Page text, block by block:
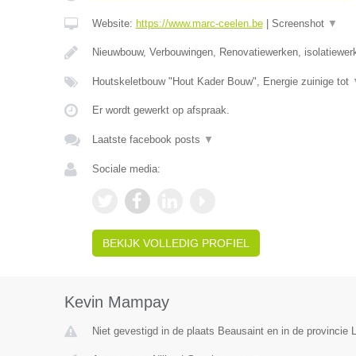
Website: https://www.marc-ceelen.be| Screenshot ▼
Nieuwbouw, Verbouwingen, Renovatiewerken,
Houtskeletbouw "Hout Kader Bouw", Energie zuinige tot
Er wordt gewerkt op afspraak.
Laatste facebook posts ▼
Sociale media:
BEKIJK VOLLEDIG PROFIEL
Kevin Mampay
Niet gevestigd in de plaats Beausaint en in de provincie